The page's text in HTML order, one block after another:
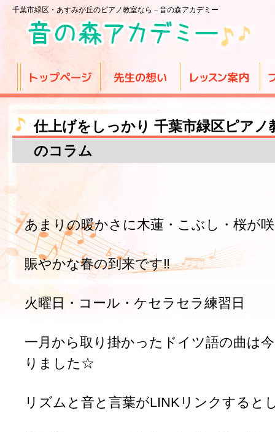
千葉市緑区・あすみが丘のピアノ教室なら－音の森アカデミー
仕上げをしっかり 千葉市緑区ピア
のコラム
あまりの暖かさに木蓮・こぶし・桜が
賑やかな春の到来です‼
火曜日・コール・ケセラセラ練習日
一月から取り掛かったドイツ語の曲は
りました☆
リズムと音と言葉がLINKリンクすると